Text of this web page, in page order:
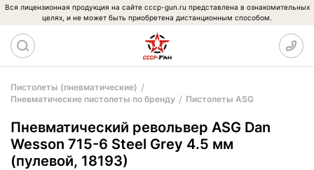
Вся лицензионная продукция на сайте cccp-gun.ru представлена в ознакомительных
целях, и не может быть приобретена дистанционным способом.
Пистолеты (пневматические)
Пневматические пистолеты по бренду
Пистолеты ASG
Пневматический револьвер ASG Dan
Wesson 715-6 Steel Grey 4.5 мм
(пулевой, 18193)